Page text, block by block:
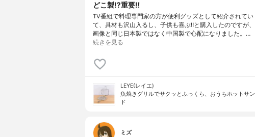
どこ製⁉︎重要‼︎
TV番組で料理専門家の方が便利グッズとして紹介されてい
て、具材も沢山入るし、子供も喜ぶ‼︎と購入したのですが、
画像と同じ日本製ではなく中国製で心配になりました。…
続きを見る
LEYE(レイエ)
魚焼きグリルでサクッとふっくら、おうちホットサン
ド
ミズ